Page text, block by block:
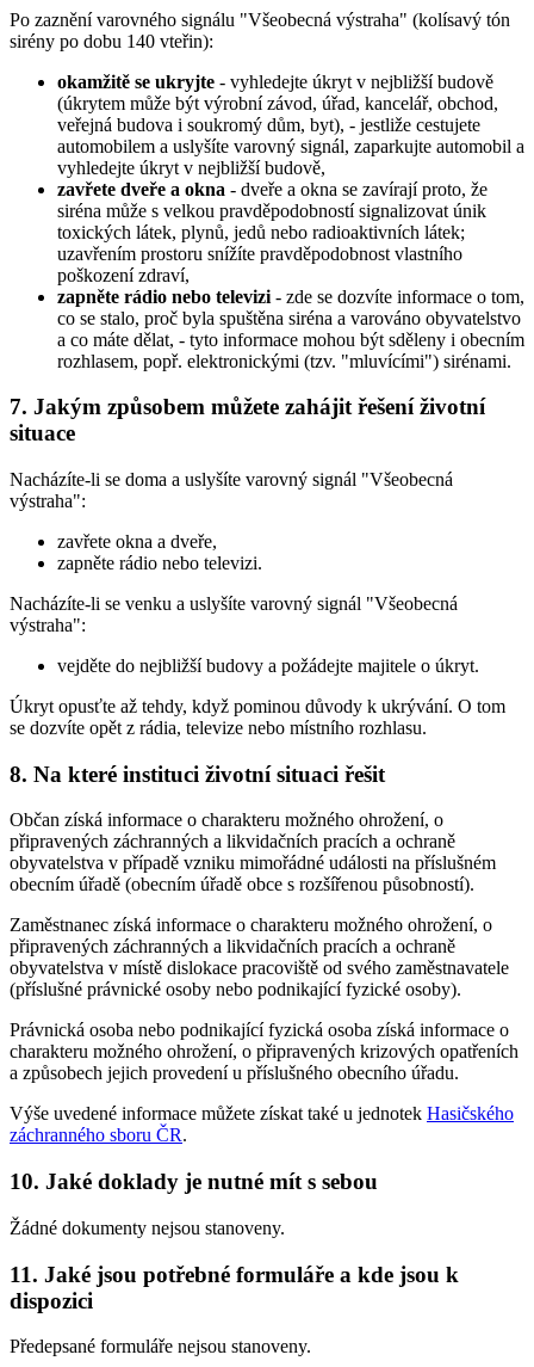
Po zaznění varovného signálu "Všeobecná výstraha" (kolísavý tón
sirény po dobu 140 vteřin):
okamžitě se ukryjte - vyhledejte úkryt v nejbližší budově
(úkrytem může být výrobní závod, úřad, kancelář, obchod,
veřejná budova i soukromý dům, byt), - jestliže cestujete
automobilem a uslyšíte varovný signál, zaparkujte automobil a
vyhledejte úkryt v nejbližší budově,
zavřete dveře a okna - dveře a okna se zavírají proto, že
siréna může s velkou pravděpodobností signalizovat únik
toxických látek, plynů, jedů nebo radioaktivních látek;
uzavřením prostoru snížíte pravděpodobnost vlastního
poškození zdraví,
zapněte rádio nebo televizi - zde se dozvíte informace o tom,
co se stalo, proč byla spuštěna siréna a varováno obyvatelstvo
a co máte dělat, - tyto informace mohou být sděleny i obecním
rozhlasem, popř. elektronickými (tzv. "mluvícími") sirénami.
7. Jakým způsobem můžete zahájit řešení životní
situace
Nacházíte-li se doma a uslyšíte varovný signál "Všeobecná
výstraha":
zavřete okna a dveře,
zapněte rádio nebo televizi.
Nacházíte-li se venku a uslyšíte varovný signál "Všeobecná
výstraha":
vejděte do nejbližší budovy a požádejte majitele o úkryt.
Úkryt opusťte až tehdy, když pominou důvody k ukrývání. O tom
se dozvíte opět z rádia, televize nebo místního rozhlasu.
8. Na které instituci životní situaci řešit
Občan získá informace o charakteru možného ohrožení, o
připravených záchranných a likvidačních pracích a ochraně
obyvatelstva v případě vzniku mimořádné události na příslušném
obecním úřadě (obecním úřadě obce s rozšířenou působností).
Zaměstnanec získá informace o charakteru možného ohrožení, o
připravených záchranných a likvidačních pracích a ochraně
obyvatelstva v místě dislokace pracoviště od svého zaměstnavatele
(příslušné právnické osoby nebo podnikající fyzické osoby).
Právnická osoba nebo podnikající fyzická osoba získá informace o
charakteru možného ohrožení, o připravených krizových opatřeních
a způsobech jejich provedení u příslušného obecního úřadu.
Výše uvedené informace můžete získat také u jednotek Hasičského
záchranného sboru ČR.
10. Jaké doklady je nutné mít s sebou
Žádné dokumenty nejsou stanoveny.
11. Jaké jsou potřebné formuláře a kde jsou k
dispozici
Předepsané formuláře nejsou stanoveny.